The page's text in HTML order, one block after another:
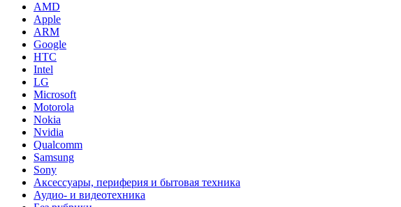
AMD
Apple
ARM
Google
HTC
Intel
LG
Microsoft
Motorola
Nokia
Nvidia
Qualcomm
Samsung
Sony
Аксессуары, периферия и бытовая техника
Аудио- и видеотехника